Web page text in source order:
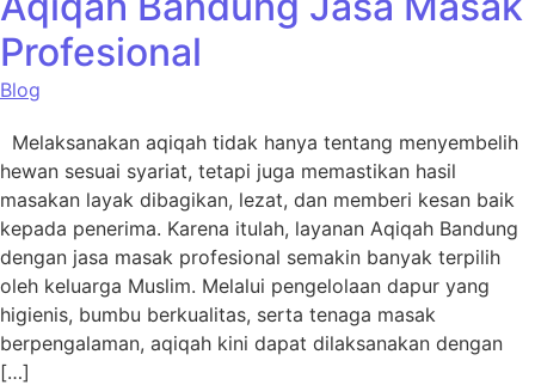
Profesional
Blog
Melaksanakan aqiqah tidak hanya tentang menyembelih
hewan sesuai syariat, tetapi juga memastikan hasil
masakan layak dibagikan, lezat, dan memberi kesan baik
kepada penerima. Karena itulah, layanan Aqiqah Bandung
dengan jasa masak profesional semakin banyak terpilih
oleh keluarga Muslim. Melalui pengelolaan dapur yang
higienis, bumbu berkualitas, serta tenaga masak
berpengalaman, aqiqah kini dapat dilaksanakan dengan
[…]